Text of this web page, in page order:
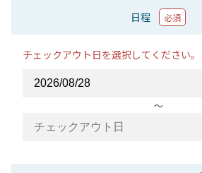
日程 必須
チェックアウト日を選択してください。
〜